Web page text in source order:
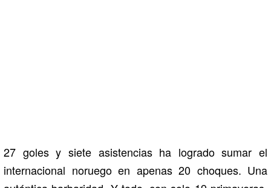
27 goles y siete asistencias ha logrado sumar el
internacional noruego en apenas 20 choques. Una